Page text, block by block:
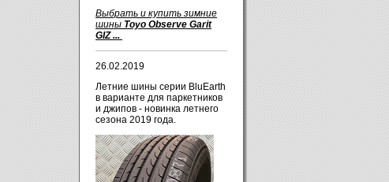
Выбрать и купить зимние
шины Toyo Observe Garit
GIZ ...
26.02.2019
Летние шины серии BluEarth
в варианте для паркетников
и джипов - новинка летнего
сезона 2019 года.